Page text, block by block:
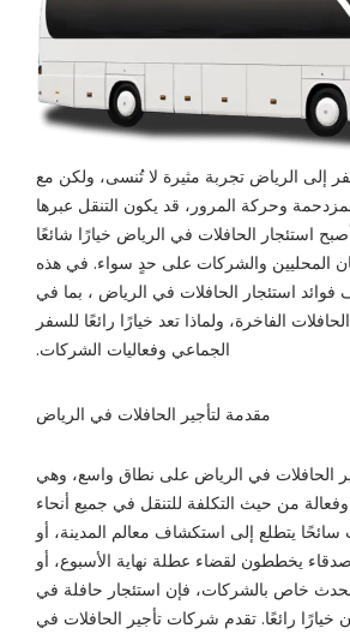
إلى الرياض تجربة مثيرة لا تُنسى، ولكن مع
وحركة المرور، قد يكون التنقل عبرها
استئجار الحافلات في الرياض خيارًا شائعًا
المحليين والشركات على حدٍ سواء. في هذه
استئجار الحافلات في الرياض ، بما في
الفاخرة، ولماذا تعد خيارًا رائعًا للسفر
الجماعي وفعاليات الشركات.
مقدمة لتأجير الحافلات في الرياض
الحافلات في الرياض على نطاق واسع، وهي
من حيث التكلفة للتنقل في جميع أنحاء
سائحًا يتطلع إلى استكشاف معالم المدينة، أو
يخططون لقضاء عطلة نهاية الأسبوع، أو
خاص بالشركات، فإن استئجار حافلة في
رائعًا. تقدم شركات تأجير الحافلات في